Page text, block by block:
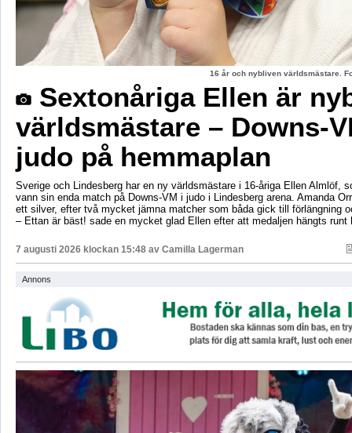
16 år och nybliven världsmästare.
Sextonåriga Ellen är
världsmästare – Downs-
judo på hemmaplan
Sverige och Lindesberg har en ny världsmästare i 16-åriga Ellen Almlöf,
vann sin enda match på Downs-VM i judo i Lindesberg arena. Amanda
ett silver, efter två mycket jämna matcher som båda gick till förlängning
– Ettan är bäst! sade en mycket glad Ellen efter att medaljen hängts runt
7 augusti 2026 klockan 15:48 av Camilla Lagerman
Annons